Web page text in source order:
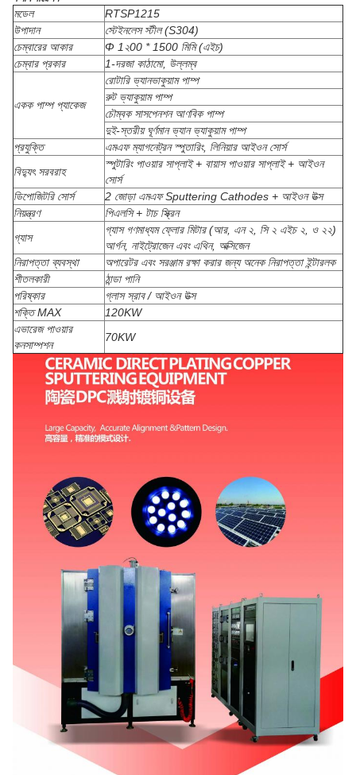
মডেল
RTSP1215
উপাদান
স্টেইনলেস স্টীল (S304)
চেম্বারের আকার
Φ 1২00 * 1500 মিমি (এইচ)
চেম্বার প্রকার
1-দরজা কাঠামো, উল্লম্ব
একক পাম্প প্যাকেজ
রোটারি ভ্যানভাকুয়াম পাম্প
রুট ভ্যাকুয়াম পাম্প
চৌম্বক সাসপেনশন আণবিক পাম্প
দুই-স্তরীয় ঘূর্ণমান ভ্যান ভ্যাকুয়াম পাম্প
প্রযুক্তি
এমএফ ম্যাগনেট্রন স্পুতারিং, লিনিয়ার আইওন সোর্স
বিদ্যুৎ সরবরাহ
স্পুটারিং পাওয়ার সাপ্লাই + বায়াস পাওয়ার সাপ্লাই + আইওন
সোর্স
ডিপোজিটরি সোর্স
2 জোড়া এমএফ Sputtering Cathodes + আইওন উত্স
নিয়ন্ত্রণ
পিএলসি + টাচ স্ক্রিন
গ্যাস
গ্যাস গণমাধ্যম ফ্লোর মিটার (আর, এন ২, সি ২ এইচ ২, ও ২২)
আর্গন, নাইট্রোজেন এবং এথিন, অক্সিজেন
নিরাপত্তা ব্যবস্থা
অপারেটর এবং সরঞ্জাম রক্ষা করার জন্য অনেক নিরাপত্তা ইন্টারলক
শীতলকারী
ঠান্ডা পানি
পরিষ্কার
গ্লাস স্রাব / আইওন উত্স
শক্তি MAX
120KW
এভারেজ পাওয়ার
কনসাম্পশন
70KW